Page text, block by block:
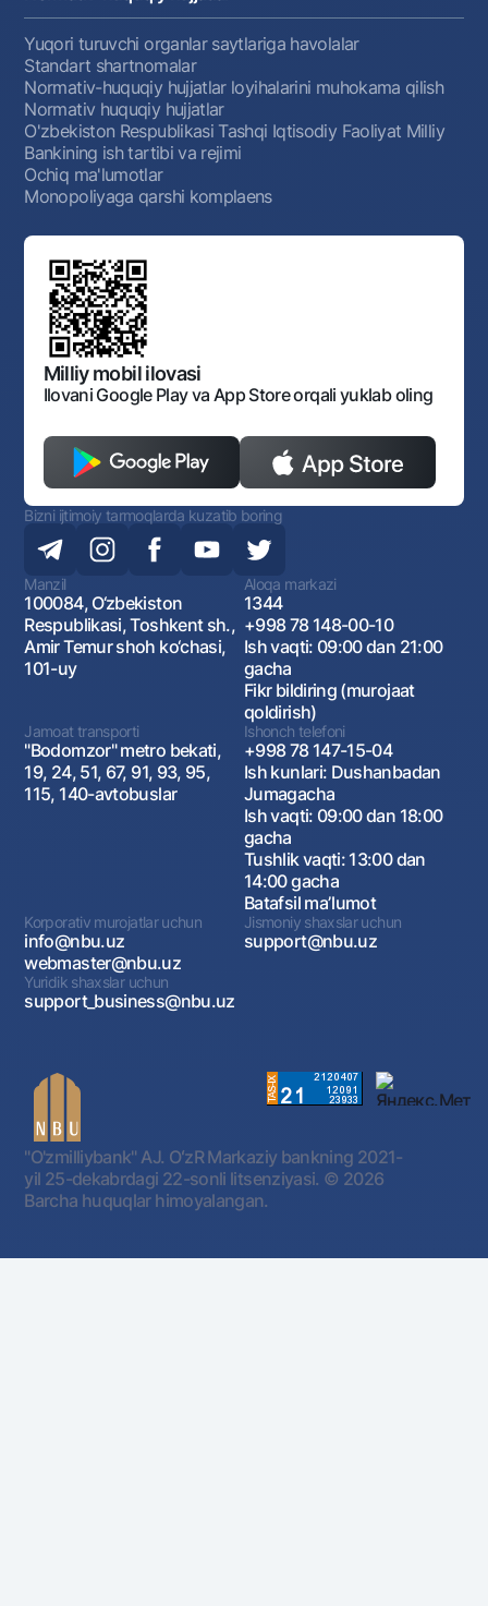
Yuqori turuvchi organlar saytlariga havolalar
Standart shartnomalar
Normativ-huquqiy hujjatlar loyihalarini muhokama qilish
Normativ huquqiy hujjatlar
O'zbekiston Respublikasi Tashqi Iqtisodiy Faoliyat Milliy
Bankining ish tartibi va rejimi
Ochiq ma'lumotlar
Monopoliyaga qarshi komplaens
Milliy mobil ilovasi
Ilovani Google Play va App Store orqali yuklab oling
Bizni ijtimoiy tarmoqlarda kuzatib boring
Manzil
100084, O‘zbekiston
Respublikasi, Toshkent sh.,
Amir Temur shoh ko‘chasi,
101-uy
Aloqa markazi
1344
+998 78 148-00-10
Ish vaqti: 09:00 dan 21:00
gacha
Fikr bildiring (murojaat
qoldirish)
Jamoat transporti
"Bodomzor" metro bekati,
19, 24, 51, 67, 91, 93, 95,
115, 140-avtobuslar
Ishonch telefoni
+998 78 147-15-04
Ish kunlari: Dushanbadan
Jumagacha
Ish vaqti: 09:00 dan 18:00
gacha
Tushlik vaqti: 13:00 dan
14:00 gacha
Batafsil maʼlumot
Korporativ murojatlar uchun
info@nbu.uz
webmaster@nbu.uz
Jismoniy shaxslar uchun
support@nbu.uz
Yuridik shaxslar uchun
support_business@nbu.uz
"O'zmilliybank" AJ. OʻzR Markaziy bankning 2021-
yil 25-dekabrdagi 22-sonli litsenziyasi. © 2026
Barcha huquqlar himoyalangan.